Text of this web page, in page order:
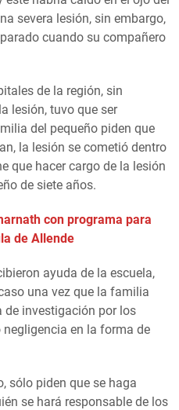
severa lesión, sin embargo,
cuando su compañero
de la región, sin
lesión, tuvo que ser
del pequeño piden que
la lesión se cometió dentro
que hacer cargo de la lesión
de siete años.
con programa para
de Allende
ayuda de la escuela,
una vez que la familia
de investigación por los
negligencia en la forma de
sólo piden que se haga
se hará responsable de los